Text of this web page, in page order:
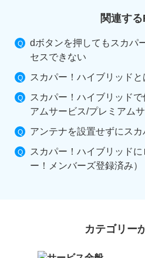
関連す
dボタンを押してもスカパ
セスできない
スカパー！ハイブリッド
スカパー！ハイブリッド
アムサービス/プレミアムサ
アンテナを設置せずにス
スカパー！ハイブリッド
ー！メンバーズ登録済み）
カテゴリー